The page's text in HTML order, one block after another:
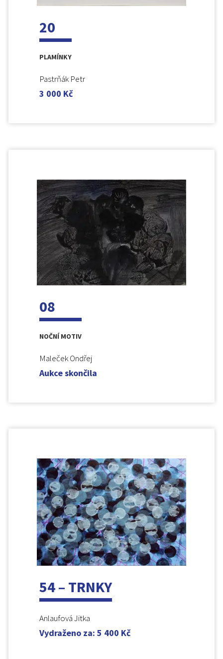
20
PLAMÍNKY
Pastrňák Petr
3 000 Kč
08
NOČNÍ MOTIV
Maleček Ondřej
Aukce skončila
54 – TRNKY
Anlaufová Jitka
Vydraženo za:5 400 Kč